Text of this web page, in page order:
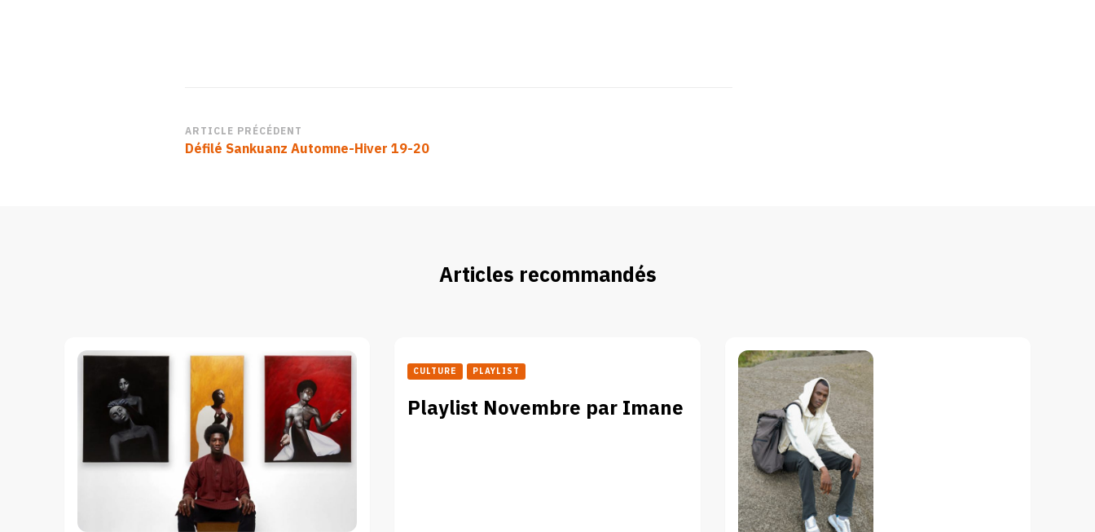
Navigation
d’article
ARTICLE PRÉCÉDENT
Défilé Sankuanz Automne-Hiver 19-20
Articles recommandés
CULTURE PLAYLIST
Playlist Novembre par Imane